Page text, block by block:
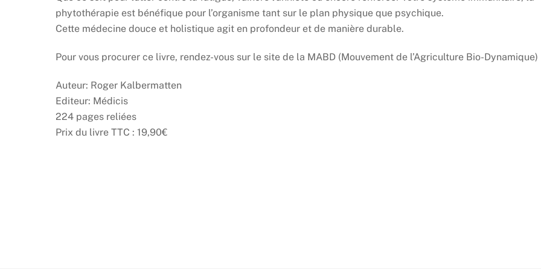
phytothérapie est bénéfique pour l’organisme tant sur le plan physique que psychique.
Cette médecine douce et holistique agit en profondeur et de manière durable.
Pour vous procurer ce livre, rendez-vous sur le site de la MABD (Mouvement de l’Agriculture Bio-Dynamique)
Auteur: Roger Kalbermatten
Editeur: Médicis
224 pages reliées
Prix du livre TTC : 19,90€